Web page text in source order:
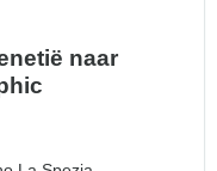
naar